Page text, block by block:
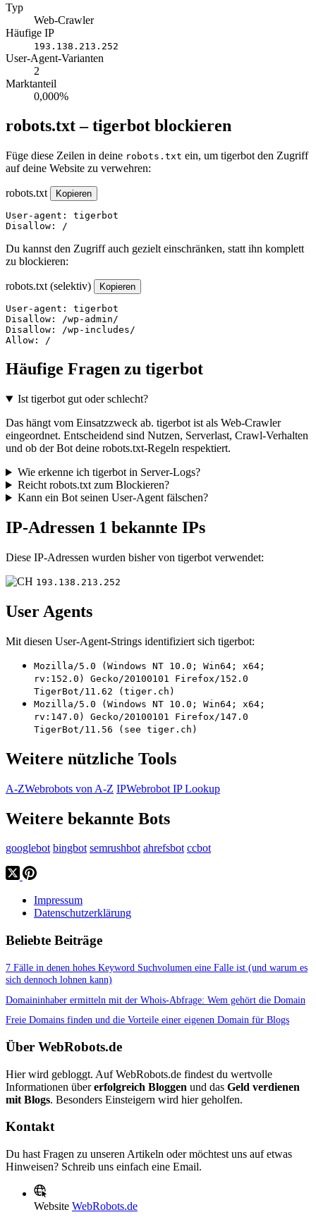
Typ
Web-Crawler
Häufige IP
193.138.213.252
User-Agent-Varianten
2
Marktanteil
0,000%
robots.txt – tigerbot blockieren
Füge diese Zeilen in deine robots.txt ein, um tigerbot den Zugriff
auf deine Website zu verwehren:
robots.txt Kopieren
User-agent: tigerbot
Disallow: /
Du kannst den Zugriff auch gezielt einschränken, statt ihn komplett
zu blockieren:
robots.txt (selektiv) Kopieren
User-agent: tigerbot
Disallow: /wp-admin/
Disallow: /wp-includes/
Allow: /
Häufige Fragen zu tigerbot
Ist tigerbot gut oder schlecht?
Das hängt vom Einsatzzweck ab. tigerbot ist als Web-Crawler
eingeordnet. Entscheidend sind Nutzen, Serverlast, Crawl-Verhalten
und ob der Bot deine robots.txt-Regeln respektiert.
Wie erkenne ich tigerbot in Server-Logs?
Reicht robots.txt zum Blockieren?
Kann ein Bot seinen User-Agent fälschen?
IP-Adressen 1 bekannte IPs
Diese IP-Adressen wurden bisher von tigerbot verwendet:
193.138.213.252
User Agents
Mit diesen User-Agent-Strings identifiziert sich tigerbot:
Mozilla/5.0 (Windows NT 10.0; Win64; x64;
rv:152.0) Gecko/20100101 Firefox/152.0
TigerBot/11.62 (tiger.ch)
Mozilla/5.0 (Windows NT 10.0; Win64; x64;
rv:147.0) Gecko/20100101 Firefox/147.0
TigerBot/11.56 (see tiger.ch)
Weitere nützliche Tools
A-ZWebrobots von A-Z IPWebrobot IP Lookup
Weitere bekannte Bots
googlebot bingbot semrushbot ahrefsbot ccbot
Impressum
Datenschutzerklärung
Beliebte Beiträge
7 Fälle in denen hohes Keyword Suchvolumen eine Falle ist (und warum es
sich dennoch lohnen kann)
Domaininhaber ermitteln mit der Whois-Abfrage: Wem gehört die Domain
Freie Domains finden und die Vorteile einer eigenen Domain für Blogs
Über WebRobots.de
Hier wird gebloggt. Auf WebRobots.de findest du wertvolle
Informationen übererfolgreich Bloggen und das Geld verdienen
mit Blogs. Besonders Einsteigern wird hier geholfen.
Kontakt
Du hast Fragen zu unseren Artikeln oder möchtest uns auf etwas
Hinweisen? Schreib uns einfach eine Email.
Website WebRobots.de